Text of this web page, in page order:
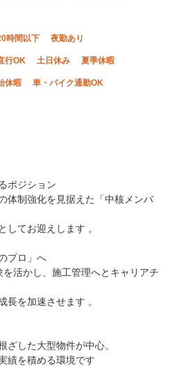
時間以下 夜勤あり
行OK 土日休み 夏季休暇
休暇 車・バイク通勤OK
ポジション
体制強化を見据えた「中核メンバ
してお迎えします 。
プロ」へ
活かし、施工管理へとキャリアチ
長を加速させます 。
ざした大型物件が中心。
績を積める環境です